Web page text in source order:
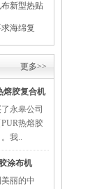
新型热贴
海绵复
更多>>
熔胶复合机
永皋公司
热熔胶
我..
涂布机
丽的中